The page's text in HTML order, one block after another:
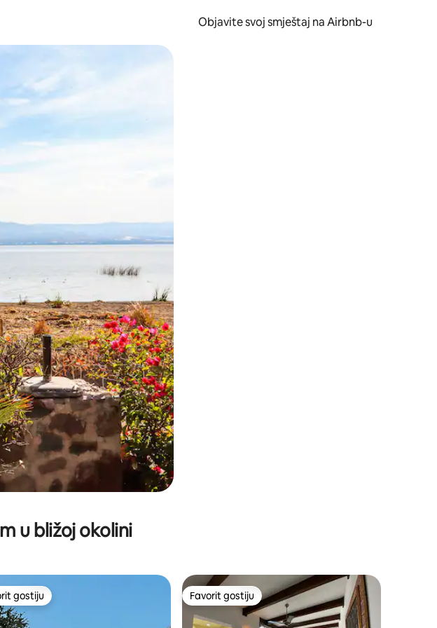
Objavite svoj smještaj na Airbnb-u
i da ih istražujte dodirom ili prevlačenjem.
u bližoj okolini
gostiju
gostiju Favorit gostiju
Favorit gostiju